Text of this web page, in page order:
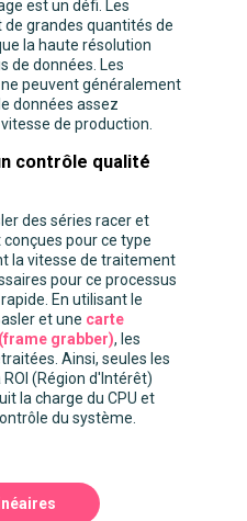
est un défi. Les
grandes quantités de
la haute résolution
de données. Les
peuvent généralement
données assez
de production.
contrôle qualité
des séries racer et
pour ce type
la vitesse de traitement
pour ce processus
En utilisant le
et une carte
grabber), les
Ainsi, seules les
(Région d'Intérêt)
la charge du CPU et
du système.